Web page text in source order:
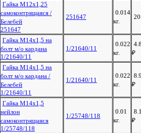
Гайка М12х1,25
самоконтрящаяся /
Белебей
251647
251647
0.014
кг.
Гайка М14х1,5 на
болт м/о кардана
1/21640/11
1/21640/11
0.022
кг.
₽
Гайка М14х1,5 на
болт м/о кардана /
Белебей
1/21640/11
1/21640/11
0.022
кг.
₽
Гайка М14х1,5
нейлон
самоконтрящаяся
1/25748/118
1/25748/118
0.01
кг.
₽